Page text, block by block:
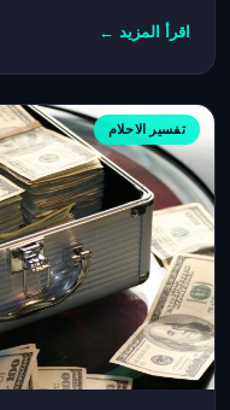
اقرأ المزيد ←
تفسير الاحلام